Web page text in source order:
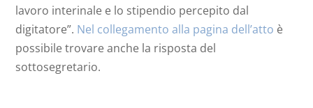
lavoro interinale e lo stipendio percepito dal
digitatore”. Nel collegamento alla pagina dell’atto è
possibile trovare anche la risposta del
sottosegretario.